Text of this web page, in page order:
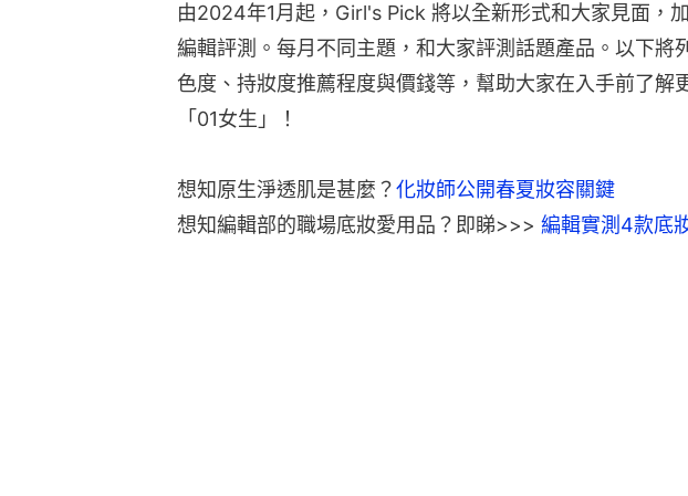
由2024年1月起，Girl's Pick 將以全新形式和大家見面，
編輯評測。每月不同主題，和大家評測話題產品。以下將
色度、持妝度推薦程度與價錢等，幫助大家在入手前了解
「01女生」！
想知原生淨透肌是甚麼？化妝師公開春夏妝容關鍵
想知編輯部的職場底妝愛用品？即睇>>> 編輯實測4款底